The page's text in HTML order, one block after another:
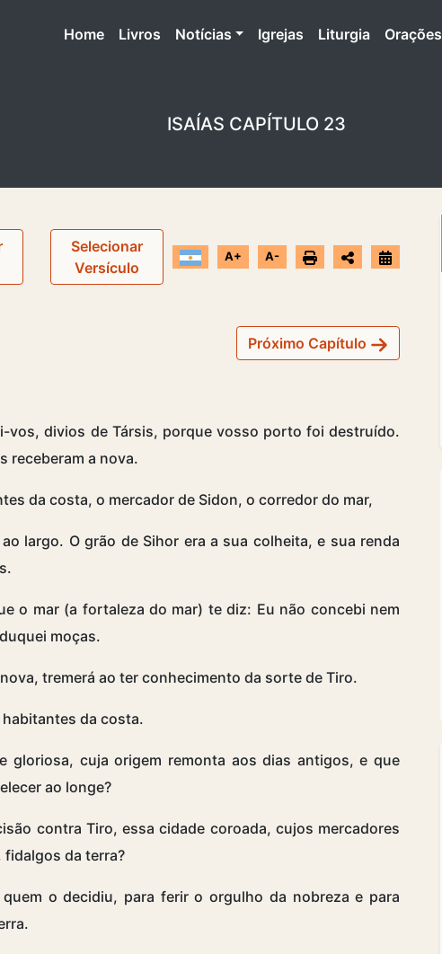
Home(atual)
Livros Notícias Igrejas Liturgia Orações
ISAÍAS CAPÍTULO 23
Selecionar
Versículo
A+ A-
Próximo Capítulo
vos, divios de Társis, porque vosso porto foi destruído.
receberam a nova.
da costa, o mercador de Sidon, o corredor do mar,
largo. O grão de Sihor era a sua colheita, e sua renda
o mar (a fortaleza do mar) te diz: Eu não concebi nem
moças.
tremerá ao ter conhecimento da sorte de Tiro.
da costa.
gloriosa, cuja origem remonta aos dias antigos, e que
ao longe?
contra Tiro, essa cidade coroada, cujos mercadores
da terra?
o decidiu, para ferir o orgulho da nobreza e para